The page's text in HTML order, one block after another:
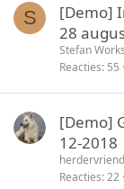
S
[Demo]
28
Stefan Works
Reacties 55
[Demo]
12-2018
herdervriend
Reacties 22